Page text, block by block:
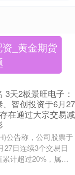
_黄金期货
3天2板景旺电子：
智创投资于6月27
在通过大宗交易减
公告称，公司股票于
27日连续3个交易日
计超过20%，属于
月30日....